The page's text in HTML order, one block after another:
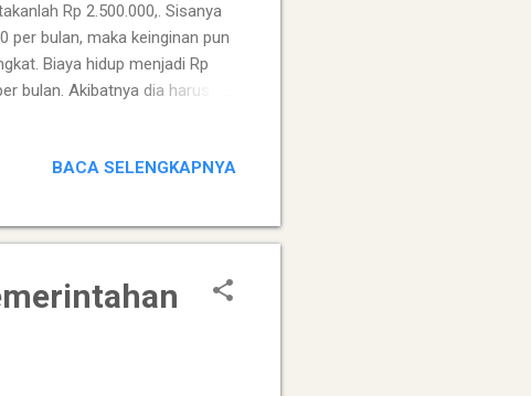
Rp 2.500.000,. Sisanya
per bulan, maka keinginan pun
Biaya hidup menjadi Rp
bulan. Akibatnya dia harus
yang pernah saya
sekitar Rp 4.000.000 dan
BACA SELENGKAPNYA